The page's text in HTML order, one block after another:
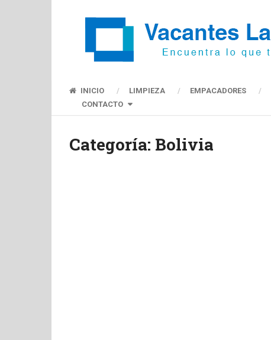
INICIO LIMPIEZA EMPACADORES
CONTACTO
Categoría: Bolivia